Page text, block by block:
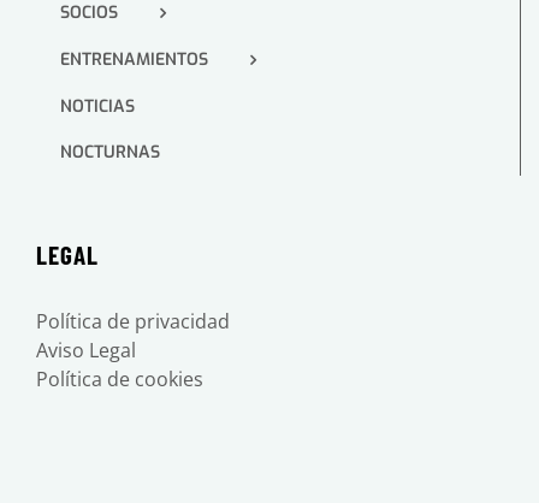
SOCIOS
ENTRENAMIENTOS
NOTICIAS
NOCTURNAS
LEGAL
Política de privacidad
Aviso Legal
Política de cookies